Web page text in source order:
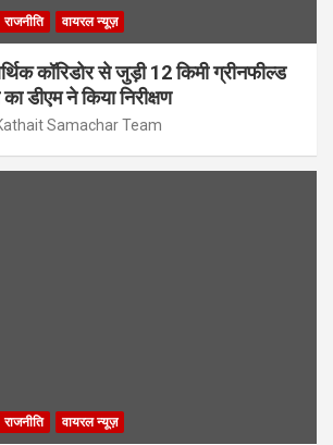
राजनीति वायरल न्यूज़
कॉरिडोर से जुड़ी 12 किमी ग्रीनफील्ड
डीएम ने किया निरीक्षण
Samachar Team
राजनीति वायरल न्यूज़